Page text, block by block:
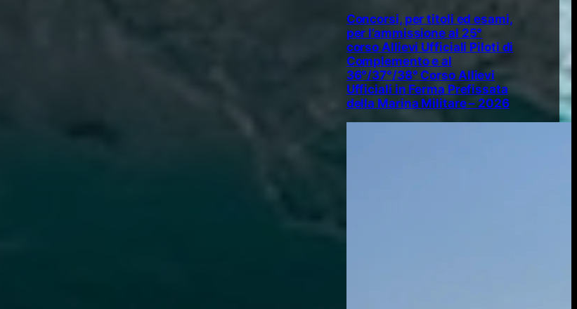
Concorsi, per titoli ed esami,
per l’ammissione al 25°
corso Allievi Ufficiali Piloti di
Complemento e al
36°/37°/38° Corso Allievi
Ufficiali in Ferma Prefissata
della Marina Militare – 2026